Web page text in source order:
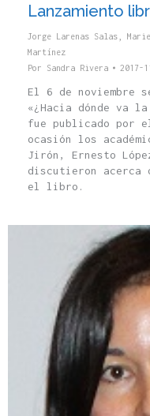
Lanzamiento
Jorge Larenas Salas
Martínez
Por Sandra Rivera 2017-
El 6 de noviembre
«¿Hacia dónde va
fue publicado por
ocasión los
Jirón, Ernesto
discutieron acerca
el libro.